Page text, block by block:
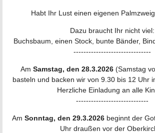
Habt Ihr Lust einen eigenen
Dazu braucht Ihr nicht viel:
Buchsbaum, einen Stock, bunte Bänder,
-------------------------------
Am Samstag, den 28.3.2026(Samstag
basteln und backen wir von 9.30 bis 12 Uhr
Herzliche Einladung an alle
-----------------------------
Am Sonntag, den 29.3.2026beginnt der
Uhr draußen vor der